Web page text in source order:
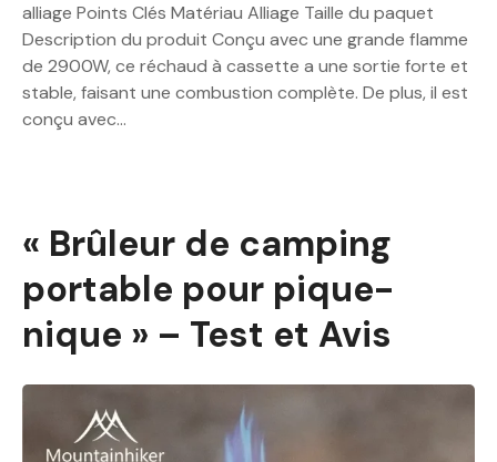
alliage Points Clés Matériau Alliage Taille du paquet
Description du produit Conçu avec une grande flamme
de 2900W, ce réchaud à cassette a une sortie forte et
stable, faisant une combustion complète. De plus, il est
conçu avec…
« Brûleur de camping
portable pour pique-
nique » – Test et Avis